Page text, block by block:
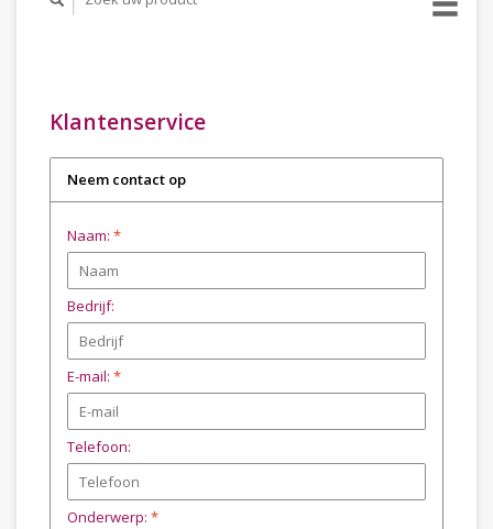
Klantenservice
Neem contact op
Naam: *
Bedrijf:
E-mail: *
Telefoon:
Onderwerp: *